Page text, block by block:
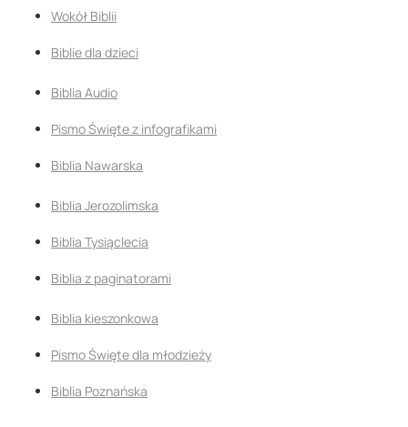
Wokół Biblii
Biblie dla dzieci
Biblia Audio
Pismo Święte z infografikami
Biblia Nawarska
Biblia Jerozolimska
Biblia Tysiąclecia
Biblia z paginatorami
Biblia kieszonkowa
Pismo Święte dla młodzieży
Biblia Poznańska